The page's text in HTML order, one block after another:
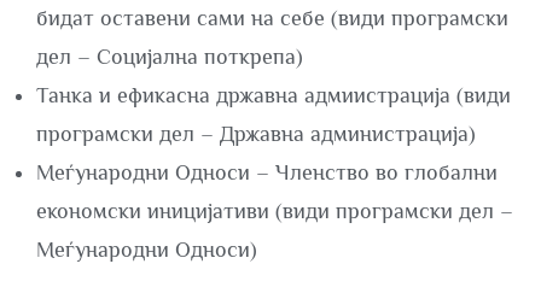
бидат оставени сами на себе (види програмски
дел – Социјална поткрепа)
Танка и ефикасна државна адмиистрација (види
програмски дел – Државна администрација)
Меѓународни Односи – Членство во глобални
економски иницијативи (види програмски дел –
Меѓународни Односи)